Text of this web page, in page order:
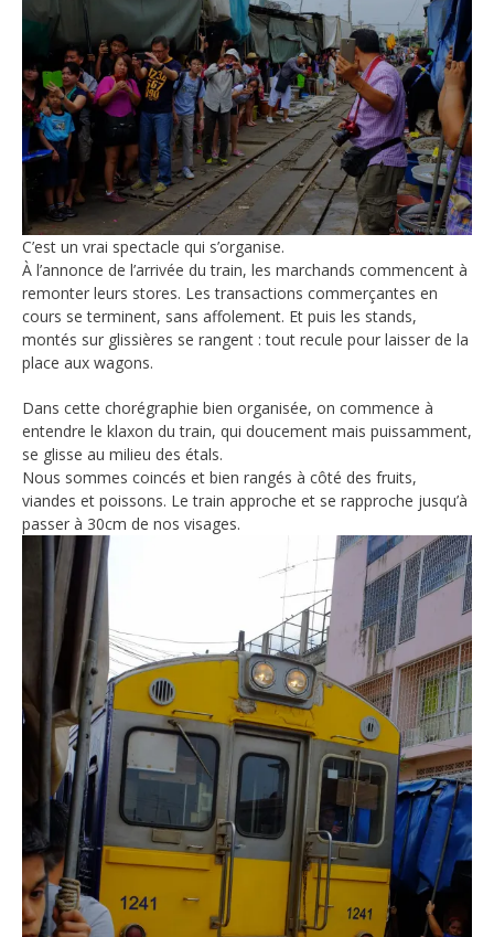
C’est un vrai spectacle qui s’organise.
À l’annonce de l’arrivée du train, les marchands commencent à
remonter leurs stores. Les transactions commerçantes en
cours se terminent, sans affolement. Et puis les stands,
montés sur glissières se rangent : tout recule pour laisser de la
place aux wagons.
Dans cette chorégraphie bien organisée, on commence à
entendre le klaxon du train, qui doucement mais puissamment,
se glisse au milieu des étals.
Nous sommes coincés et bien rangés à côté des fruits,
viandes et poissons. Le train approche et se rapproche jusqu’à
passer à 30cm de nos visages.